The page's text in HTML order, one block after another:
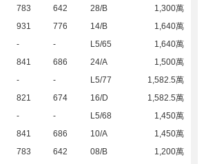
783 642 28/B
1,300萬
931 776 14/B
1,640萬
- - L5/65
1,640萬
841 686 24/A
1,500萬
- - L5/77
1,582.5萬
821 674 16/D
1,582.5萬
- - L5/68
1,450萬
841 686 10/A
1,450萬
783 642 08/B
1,200萬